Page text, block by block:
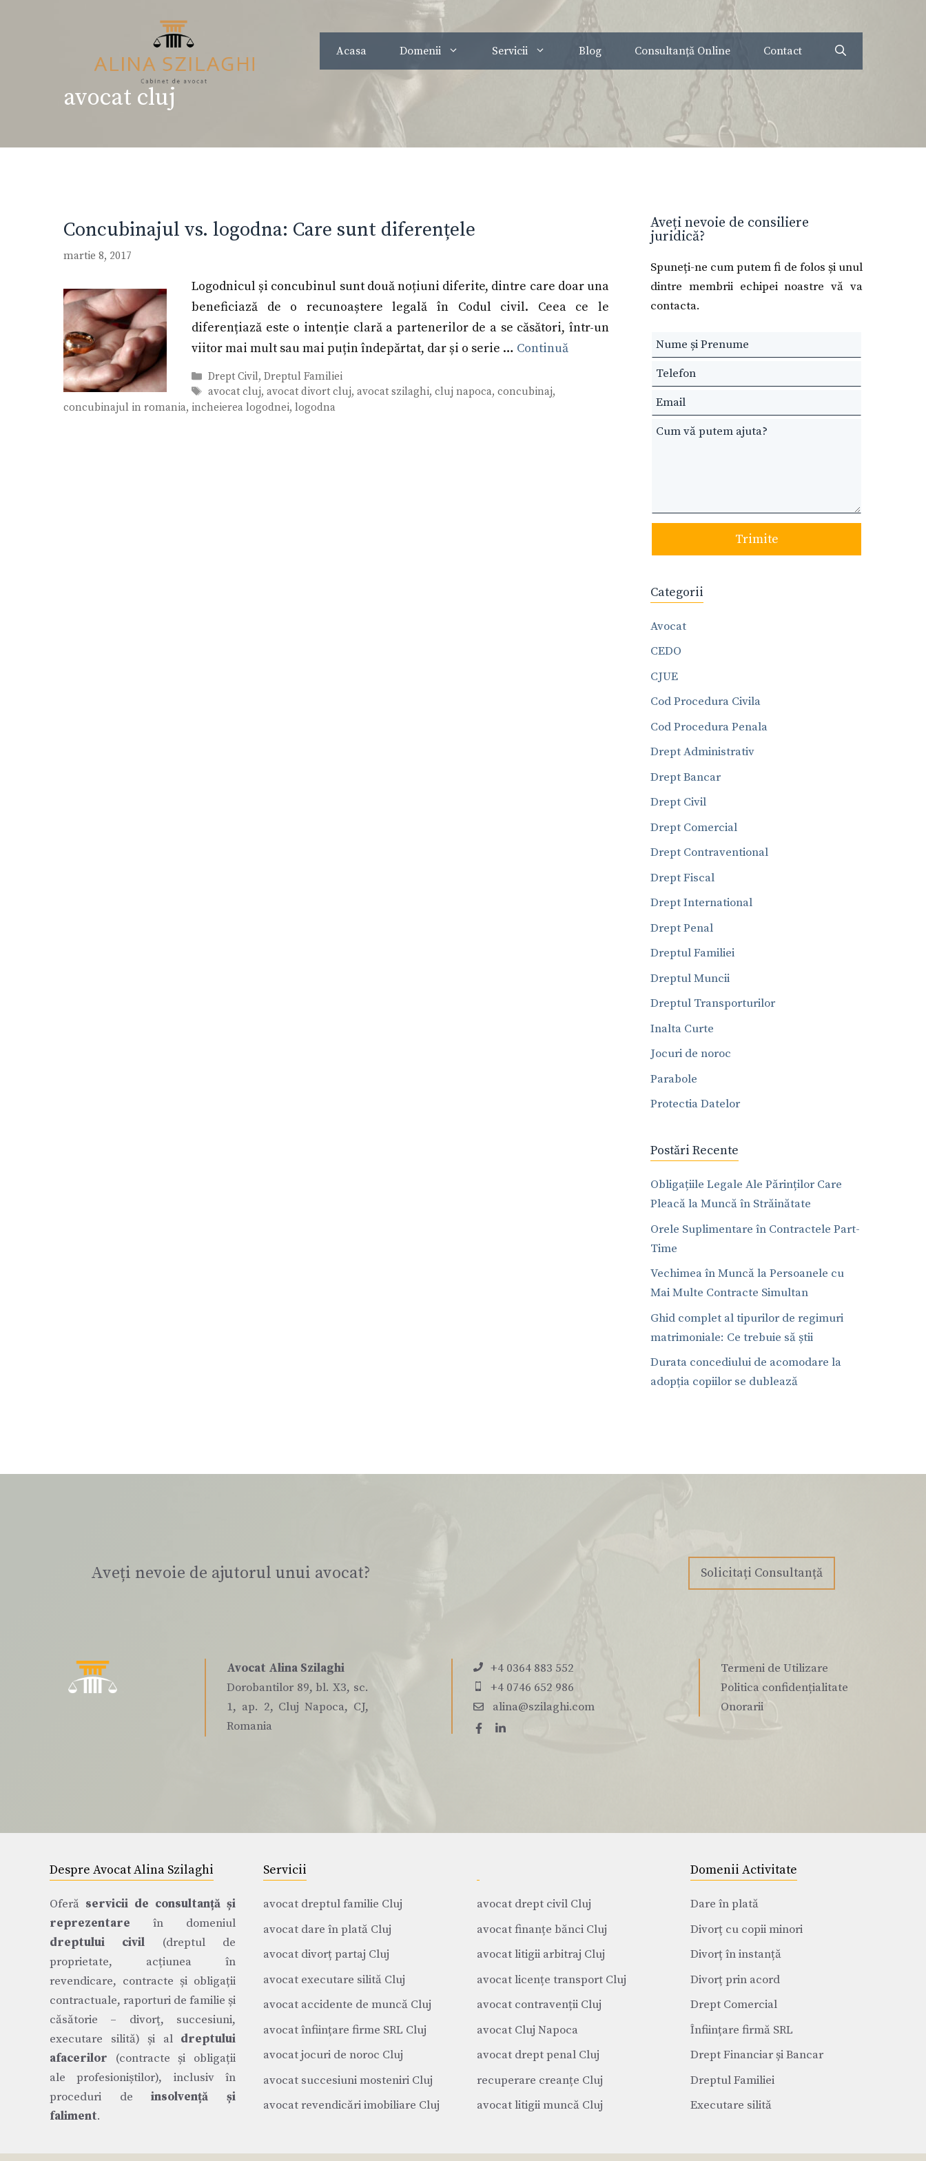
Acasa Domenii Servicii Blog Consultanță Online Contact
avocat cluj
Concubinajul vs. logodna: Care sunt diferențele
martie 8, 2017
Logodnicul și concubinul sunt două noțiuni diferite, dintre care doar una
beneficiază de o recunoaștere legală în Codul civil. Ceea ce le
diferențiază este o intenție clară a partenerilor de a se căsători, într-un
viitor mai mult sau mai puțin îndepărtat, dar și o serie … Continuă
Categorii
Drept Civil,Dreptul Familiei
Etichete
avocat cluj,avocat divort cluj,avocat szilaghi,cluj napoca,concubinaj,
concubinajul in romania, incheierea logodnei, logodna
Aveți nevoie de consiliere
juridică?
Spuneți-ne cum putem fi de folos și unul
dintre membrii echipei noastre vă va
contacta.
Leave
this
field
blank
Trimite
Categorii
Avocat
CEDO
CJUE
Cod Procedura Civila
Cod Procedura Penala
Drept Administrativ
Drept Bancar
Drept Civil
Drept Comercial
Drept Contraventional
Drept Fiscal
Drept International
Drept Penal
Dreptul Familiei
Dreptul Muncii
Dreptul Transporturilor
Inalta Curte
Jocuri de noroc
Parabole
Protectia Datelor
Postări Recente
Obligațiile Legale Ale Părinților Care
Pleacă la Muncă în Străinătate
Orele Suplimentare în Contractele Part-
Time
Vechimea în Muncă la Persoanele cu
Mai Multe Contracte Simultan
Ghid complet al tipurilor de regimuri
matrimoniale: Ce trebuie să știi
Durata concediului de acomodare la
adopția copiilor se dublează
Aveți nevoie de ajutorul unui avocat? Solicitați Consultanță
Avocat Alina Szilaghi
Dorobantilor 89, bl. X3, sc.
1, ap. 2, Cluj Napoca, CJ,
Romania
+4 0364 883 552
+4 0746 652 986
alina@szilaghi.com
Termeni de Utilizare
Politica confidențialitate
Onorarii
Despre Avocat Alina Szilaghi
Oferă servicii de consultanță și
reprezentare în domeniul
dreptului civil (dreptul de
proprietate, acțiunea în
revendicare, contracte și obligații
contractuale, raporturi de familie și
căsătorie – divorț, succesiuni,
executare silită) și al dreptului
afacerilor (contracte și obligații
ale profesioniștilor), inclusiv în
proceduri deinsolvență și
faliment.
Servicii
avocat dreptul familie Cluj
avocat dare în plată Cluj
avocat divorț partaj Cluj
avocat executare silită Cluj
avocat accidente de muncă Cluj
avocat înființare firme SRL Cluj
avocat jocuri de noroc Cluj
avocat succesiuni mosteniri Cluj
avocat revendicări imobiliare Cluj
avocat drept civil Cluj
avocat finanțe bănci Cluj
avocat litigii arbitraj Cluj
avocat licențe transport Cluj
avocat contravenții Cluj
avocat Cluj Napoca
avocat drept penal Cluj
recuperare creanțe Cluj
avocat litigii muncă Cluj
Domenii Activitate
Dare în plată
Divorț cu copii minori
Divorț în instanță
Divorț prin acord
Drept Comercial
Înființare firmă SRL
Drept Financiar și Bancar
Dreptul Familiei
Executare silită